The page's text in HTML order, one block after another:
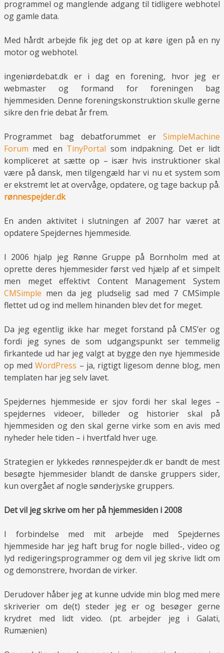
programmel og manglende adgang til tidligere webhotel
og gamle data.
Med hårdt arbejde fik jeg det op at køre igen på en ny
motor og webhotel.
ingeniørdebat.dk er i dag en forening, hvor jeg er
webmaster og formand for foreningen bag
hjemmesiden. Denne foreningskonstruktion skulle gerne
sikre den frie debat år frem.
Programmet bag debatforummet er SimpleMachine
Forum med en TinyPortal som indpakning. Det er lidt
kompliceret at sætte op – især hvis instruktioner skal
være på dansk, men tilgengæld har vi nu et system som
er ekstremt let at overvåge, opdatere, og tage backup på.
rønnespejder.dk
En anden aktivitet i slutningen af 2007 har været at
opdatere Spejdernes hjemmeside.
I 2006 hjalp jeg Rønne Gruppe på Bornholm med at
oprette deres hjemmesider først ved hjælp af et simpelt
men meget effektivt Content Management System
CMSimple men da jeg pludselig sad med 7 CMSimple
flettet ud og ind mellem hinanden blev det for meget.
Da jeg egentlig ikke har meget forstand på CMS’er og
fordi jeg synes de som udgangspunkt ser temmelig
firkantede ud har jeg valgt at bygge den nye hjemmeside
op medWordPress – ja, rigtigt ligesom denne blog, men
templaten har jeg selv lavet.
Spejdernes hjemmeside er sjov fordi her skal leges –
spejdernes videoer, billeder og historier skal på
hjemmesiden og den skal gerne virke som en avis med
nyheder hele tiden – i hvertfald hver uge.
Strategien er lykkedes rønnespejder.dk er bandt de mest
besøgte hjemmesider blandt de danske gruppers sider,
kun overgået af nogle sønderjyske gruppers.
Det vil jeg skrive om her på hjemmesiden i 2008
I forbindelse med mit arbejde med Spejdernes
hjemmeside har jeg haft brug for nogle billed-, video og
lyd redigeringsprogrammer og dem vil jeg skrive lidt om
og demonstrere, hvordan de virker.
Derudover håber jeg at kunne udvide min blog med mere
skriverier om de(t) steder jeg er og besøger gerne
krydret med lidt video. (pt. arbejder jeg i Galati,
Rumænien)